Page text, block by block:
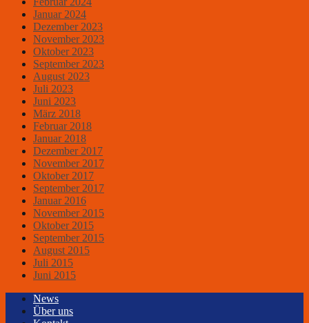
Januar 2024
Dezember 2023
November 2023
Oktober 2023
September 2023
August 2023
Juli 2023
Juni 2023
März 2018
Februar 2018
Januar 2018
Dezember 2017
November 2017
Oktober 2017
September 2017
Januar 2016
November 2015
Oktober 2015
September 2015
August 2015
Juli 2015
Juni 2015
News
Über uns